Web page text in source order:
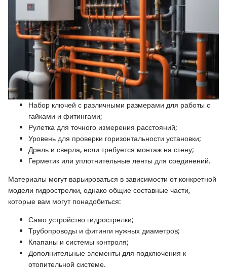
Набор ключей с различными размерами для работы с
гайками и фитингами;
Рулетка для точного измерения расстояний;
Уровень для проверки горизонтальности установки;
Дрель и сверла, если требуется монтаж на стену;
Герметик или уплотнительные ленты для соединений.
Материалы могут варьироваться в зависимости от конкретной
модели гидрострелки, однако общие составные части,
которые вам могут понадобиться:
Само устройство гидрострелки;
Трубопроводы и фитинги нужных диаметров;
Клапаны и системы контроля;
Дополнительные элементы для подключения к
отопительной системе.